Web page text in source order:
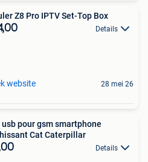
Z8 Pro IPTV Set-Top Box
Details
website 28 mei 26
usb pour gsm smartphone
Cat Caterpillar
Details